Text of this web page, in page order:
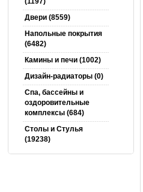
Двери (8559)
Напольные покрытия
(6482)
Камины и печи (1002)
Дизайн-радиаторы (0)
Спа, бассейны и
оздоровительные
комплексы (684)
Столы и Cтулья
(19238)